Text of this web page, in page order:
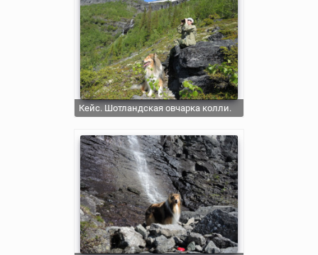
Кейс. Шотландская овчарка колли.